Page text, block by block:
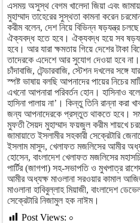
এসময় অসুস্থ বেগম খালেদা জিয়া এবং
মুহাম্মাদ তাহেরের সুস্থতা কামনা করেন
করীম বলেন, দেশ নিয়ে বিভিন্ন ষড়যন্ত্র
ঐক্যবদ্ধ হতে হবে। ঐক্যবদ্ধ হয়ে সব
হবে। আর যারা ক্ষমতায় গিয়ে দেশের টাকা
তাদেরকে এদেশে আর সুযোগ দেওয়া হবে
চাঁদাবাজি, টেন্ডারবাজি, স্টেশন দখলের সঙ্গে
স্পষ্ট ভাষায় বলছি আপনাদের পায়ের নিচের
এখনো আপনারা পরিবর্তন হোন। হাসিনাও
হাসিনা পালায় না’। কিন্তু তিনি রান্না করা
জন্য আপনাদেরকে প্রস্তুত থাকতে হবে।
মুফতী সৈয়দ মুহাম্মাদ ফয়জুল করীম শায়খে
জামায়াতে ইসলামীর সহকারী সেক্রেটারি
ইসলাম মাসুদ, খেলাফত মজলিসের আমীর
হোসেন, বাংলাদেশ খেলাফত মজলিসের
পার্টির (জাগপা) সহ-সভাপতি ও মুখপাত্র
আমীর অধ্যক্ষ মাওলানা সরওয়ার কামাল
মাওলানা হাবিবুল্লাহ মিয়াজী, বাংলাদেশ
সেক্রেটারি নিজামুল হক নাঈম।
Post Views: ০